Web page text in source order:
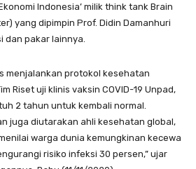
Indonesia’ milik think tank Brain
yang dipimpin Prof. Didin Damanhuri
dan pakar lainnya.
menjalankan protokol kesehatan
Riset uji klinis vaksin COVID-19 Unpad,
2 tahun untuk kembali normal.
juga diutarakan ahli kesehatan global,
warga dunia kemungkinan kecewa
risiko infeksi 30 persen,” ujar